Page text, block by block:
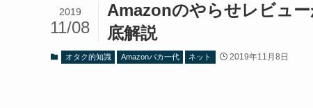
Amazonのやらせレビュ
底解説
2019
11/08
オタク的知識 Amazonバカ一代 ネット 2019年11月8日